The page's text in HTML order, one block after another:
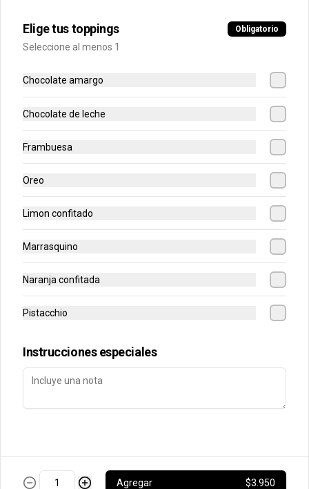
Conócenos
Términos y condiciones
Política de privacidad
Redes sociales
Mi cuenta
Iniciar sesión
Elige tus toppings Obligatorio
Seleccione al menos 1
Chocolate amargo
Chocolate de leche
Frambuesa
Oreo
Limon confitado
Marrasquino
Naranja confitada
Pistacchio
Instrucciones especiales
Agregar $3.950